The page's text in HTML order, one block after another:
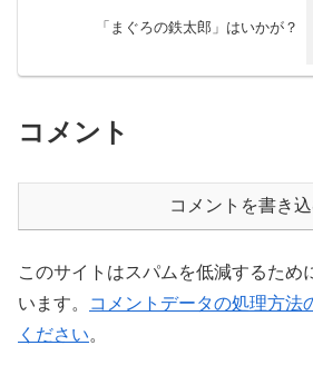
「まぐろの鉄太郎」はいかが？
コメント
コメントを書き
このサイトはスパムを低減するため
います。
コメントデータの処理方法
ください。